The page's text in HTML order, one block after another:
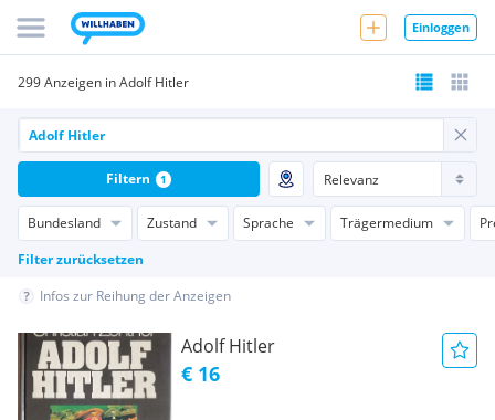
Einloggen
299 Anzeigen in Adolf Hitler
Bundesland Zustand Sprache Trägermedium
Filter zurücksetzen
Filtern 1
Infos zur Reihung der Anzeigen
Adolf Hitler
€ 16